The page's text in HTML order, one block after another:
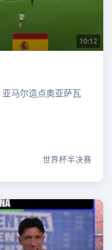
10:12
马尔造点奥亚萨瓦
世界杯半决赛